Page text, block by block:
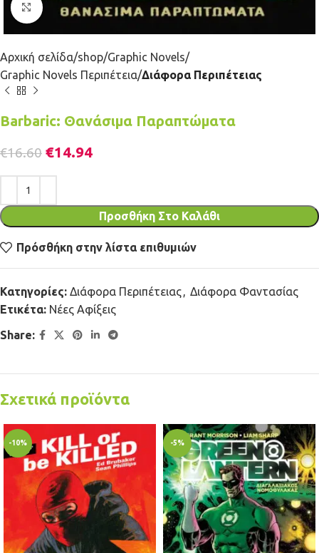
Κλικ για μεγέθυνση
Αρχική σελίδα shop Graphic Novels
Graphic Novels Περιπέτεια Διάφορα Περιπέτειας
Barbaric: Θανάσιμα Παραπτώματα
€16.60 €14.94
Προσθήκη Στο Καλάθι
Πρόσθήκη στην λίστα επιθυμιών
Κατηγορίες: Διάφορα Περιπέτειας, Διάφορα Φαντασίας
Ετικέτα: Νέες Αφίξεις
Share:
Σχετικά προϊόντα
-10% -5%